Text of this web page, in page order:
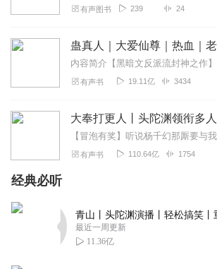
有声图书 239 24
有声书 19.11亿 3434
有声书 110.64亿 1754
经典必听
最近一周更新
11.36亿